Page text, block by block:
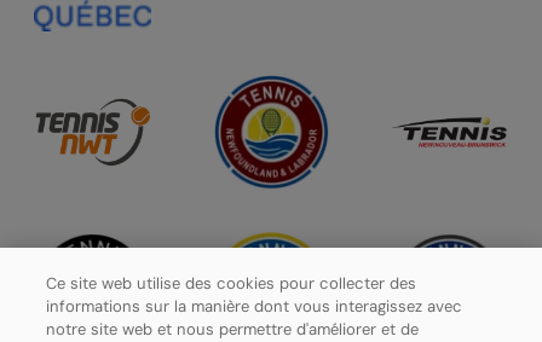
Ce site web utilise des cookies pour collecter des
informations sur la manière dont vous interagissez avec
notre site web et nous permettre d'améliorer et de